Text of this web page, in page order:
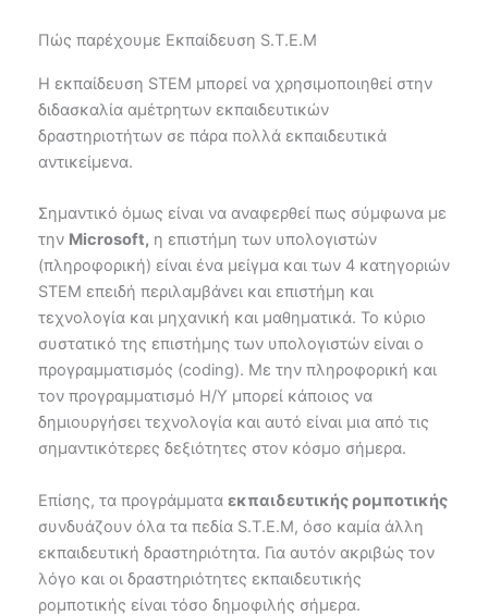
Πώς παρέχουμε Εκπαίδευση S.T.E.M
Η εκπαίδευση STEM μπορεί να χρησιμοποιηθεί στην
διδασκαλία αμέτρητων εκπαιδευτικών
δραστηριοτήτων σε πάρα πολλά εκπαιδευτικά
αντικείμενα.
Σημαντικό όμως είναι να αναφερθεί πως σύμφωνα με
την Microsoft, η επιστήμη των υπολογιστών
(πληροφορική) είναι ένα μείγμα και των 4 κατηγοριών
STEM επειδή περιλαμβάνει και επιστήμη και
τεχνολογία και μηχανική και μαθηματικά. Το κύριο
συστατικό της επιστήμης των υπολογιστών είναι ο
προγραμματισμός (coding). Με την πληροφορική και
τον προγραμματισμό Η/Υ μπορεί κάποιος να
δημιουργήσει τεχνολογία και αυτό είναι μια από τις
σημαντικότερες δεξιότητες στον κόσμο σήμερα.
Επίσης, τα προγράμματα εκπαιδευτικής ρομποτικής
συνδυάζουν όλα τα πεδία S.T.E.M, όσο καμία άλλη
εκπαιδευτική δραστηριότητα. Για αυτόν ακριβώς τον
λόγο και οι δραστηριότητες εκπαιδευτικής
ρομποτικής είναι τόσο δημοφιλής σήμερα.